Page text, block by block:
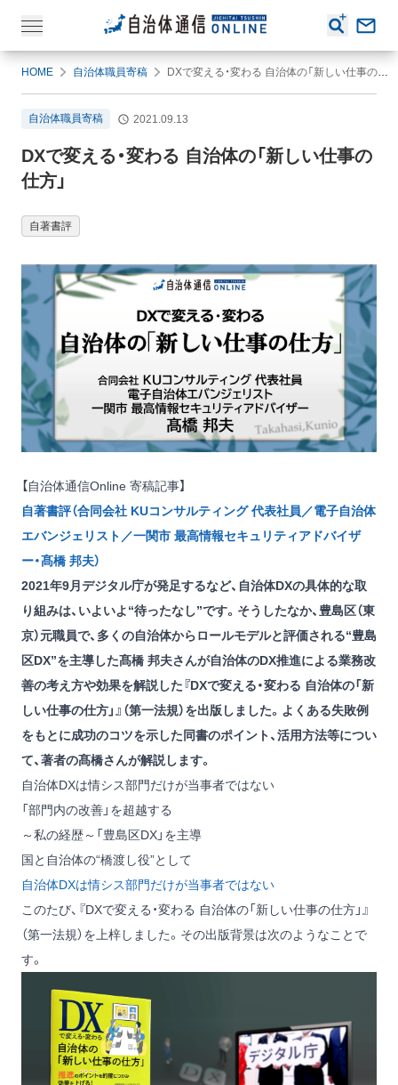
HOME 自治体職員寄稿 DXで変える・変わる 自治体の「新しい仕事の仕方」
自治体職員寄稿 2021.09.13
DXで変える・変わる 自治体の「新しい仕事の
仕方」
自著書評
【自治体通信Online 寄稿記事】
自著書評（合同会社 KUコンサルティング 代表社員／電子自治体
エバンジェリスト／一関市 最高情報セキュリティアドバイザ
ー・髙橋 邦夫）
2021年9月デジタル庁が発足するなど、自治体DXの具体的な取
り組みは、いよいよ“待ったなし”です。そうしたなか、豊島区（東
京）元職員で、多くの自治体からロールモデルと評価される“豊島
区DX”を主導した髙橋 邦夫さんが自治体のDX推進による業務改
善の考え方や効果を解説した『DXで変える・変わる 自治体の「新
しい仕事の仕方」』 （第一法規）を出版しました。よくある失敗例
をもとに成功のコツを示した同書のポイント、活用方法等につい
て、著者の髙橋さんが解説します。
自治体DXは情シス部門だけが当事者ではない
「部門内の改善」を超越する
～私の経歴～「豊島区DX」を主導
国と自治体の“橋渡し役”として
自治体DXは情シス部門だけが当事者ではない
このたび、 『DXで変える・変わる 自治体の「新しい仕事の仕方」』
（第一法規）を上梓しました。その出版背景は次のようなことで
す。